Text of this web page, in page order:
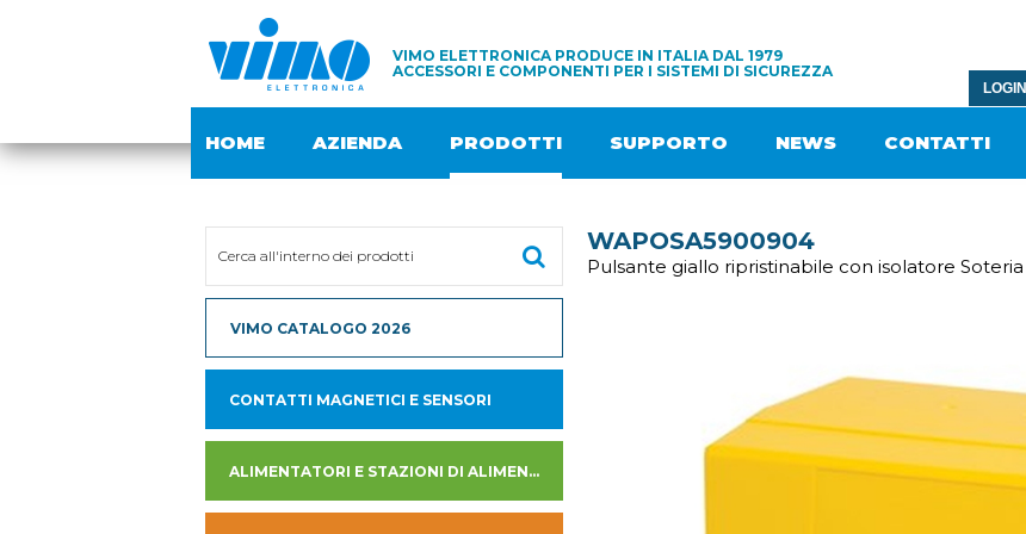
VIMO ELETTRONICA PRODUCE IN ITALIA DAL 1979
ACCESSORI E COMPONENTI PER I SISTEMI DI SICUREZZA
LOGIN
HOME AZIENDA PRODOTTI SUPPORTO NEWS CONTATTI
VIMO CATALOGO 2026
CONTATTI MAGNETICI E SENSORI
ALIMENTATORI E STAZIONI DI ALIMENTAZIONE
WAPOSA5900904
Pulsante giallo ripristinabile con isolatore Soteria